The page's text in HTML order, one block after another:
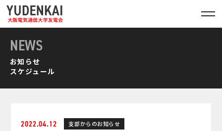
NEWS
お知らせ
スケジュール
2022.04.12 支部からのお知らせ